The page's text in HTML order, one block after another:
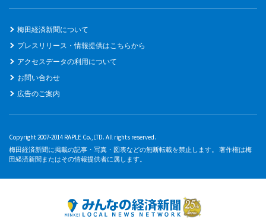
梅田経済新聞について
プレスリリース・情報提供はこちらから
アクセスデータの利用について
お問い合わせ
広告のご案内
Copyright 2007-2014 RAPLE Co.,LTD. All rights reserved.
梅田経済新聞に掲載の記事・写真・図表などの無断転載を禁止します。 著作権は梅
田経済新聞またはその情報提供者に属します。